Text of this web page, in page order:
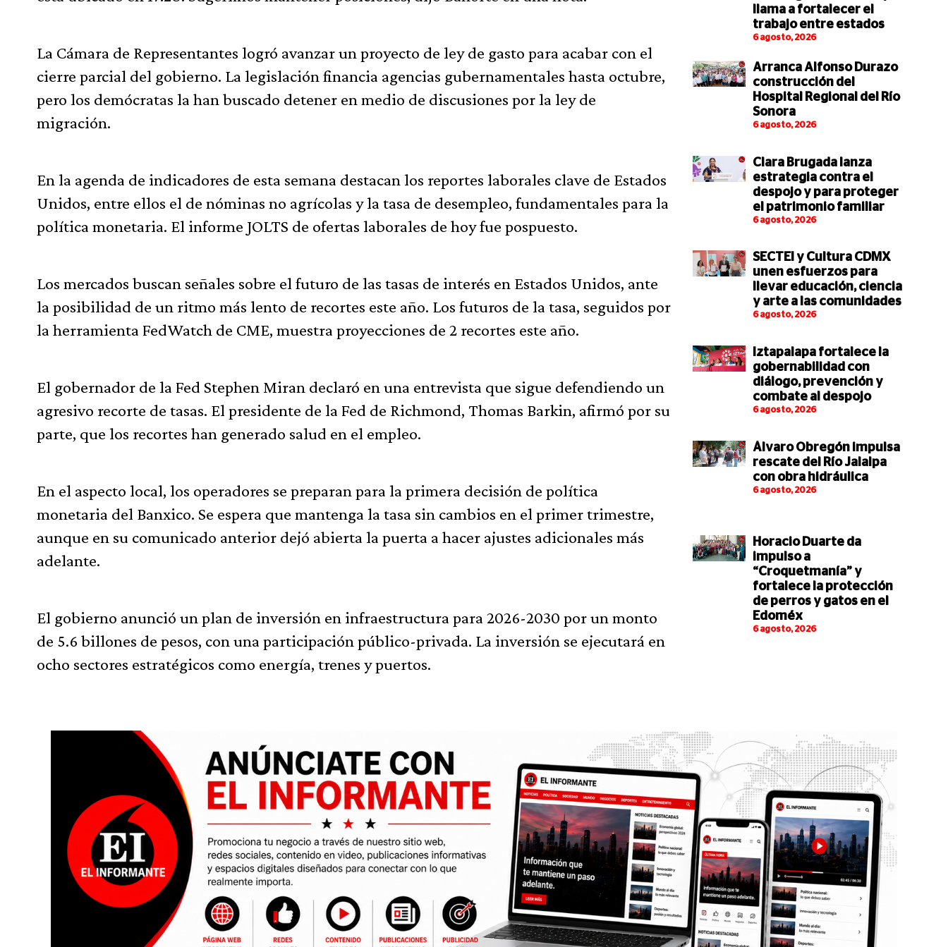
La Cámara de Representantes logró avanzar un proyecto de ley de gasto para acabar con el
cierre parcial del gobierno. La legislación financia agencias gubernamentales hasta octubre,
pero los demócratas la han buscado detener en medio de discusiones por la ley de
migración.
En la agenda de indicadores de esta semana destacan los reportes laborales clave de Estados
Unidos, entre ellos el de nóminas no agrícolas y la tasa de desempleo, fundamentales para la
política monetaria. El informe JOLTS de ofertas laborales de hoy fue pospuesto.
Los mercados buscan señales sobre el futuro de las tasas de interés en Estados Unidos, ante
la posibilidad de un ritmo más lento de recortes este año. Los futuros de la tasa, seguidos por
la herramienta FedWatch de CME, muestra proyecciones de 2 recortes este año.
El gobernador de la Fed Stephen Miran declaró en una entrevista que sigue defendiendo un
agresivo recorte de tasas. El presidente de la Fed de Richmond, Thomas Barkin, afirmó por su
parte, que los recortes han generado salud en el empleo.
En el aspecto local, los operadores se preparan para la primera decisión de política
monetaria del Banxico. Se espera que mantenga la tasa sin cambios en el primer trimestre,
aunque en su comunicado anterior dejó abierta la puerta a hacer ajustes adicionales más
adelante.
El gobierno anunció un plan de inversión en infraestructura para 2026-2030 por un monto
de 5.6 billones de pesos, con una participación público-privada. La inversión se ejecutará en
ocho sectores estratégicos como energía, trenes y puertos.
llama a fortalecer el
trabajo entre estados
6 agosto, 2026
Arranca Alfonso Durazo
construcción del
Hospital Regional del Río
Sonora
6 agosto, 2026
Clara Brugada lanza
estrategia contra el
despojo y para proteger
el patrimonio familiar
6 agosto, 2026
SECTEI y Cultura CDMX
unen esfuerzos para
llevar educación, ciencia
y arte a las comunidades
6 agosto, 2026
Iztapalapa fortalece la
gobernabilidad con
diálogo, prevención y
combate al despojo
6 agosto, 2026
Álvaro Obregón impulsa
rescate del Río Jalalpa
con obra hidráulica
6 agosto, 2026
Horacio Duarte da
impulso a
“Croquetmanía” y
fortalece la protección
de perros y gatos en el
Edoméx
6 agosto, 2026